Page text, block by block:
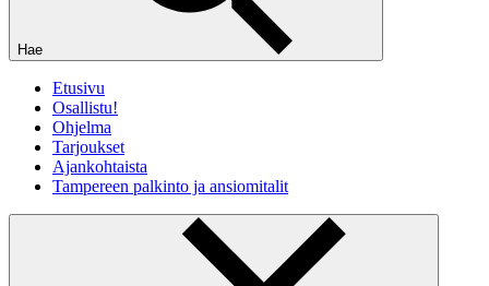
Hae
Etusivu
Osallistu!
Ohjelma
Tarjoukset
Ajankohtaista
Tampereen palkinto ja ansiomitalit